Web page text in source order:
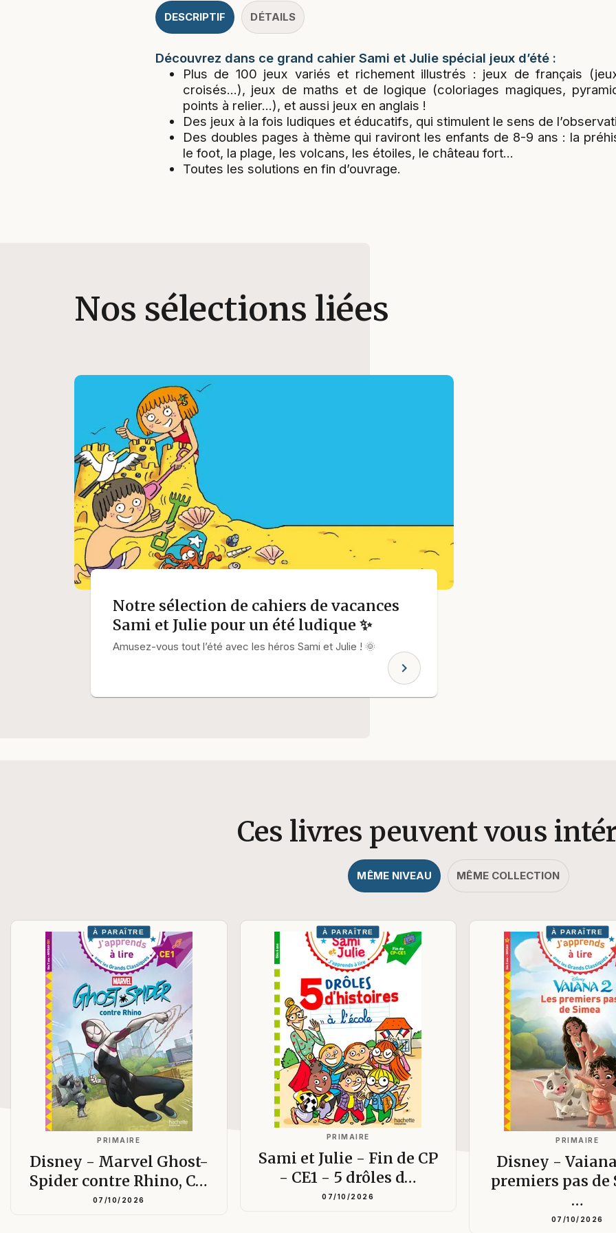
DESCRIPTIF DÉTAILS
Découvrez dans ce grand cahier Sami et Julie spécial jeux d’été :
Plus de 100 jeux variés et richement illustrés : jeux de français
croisés...), jeux de maths et de logique (coloriages magiques,
points à relier...), et aussi jeux en anglais !
Des jeux à la fois ludiques et éducatifs, qui stimulent le sens de
Des doubles pages à thème qui raviront les enfants de 8-9 ans : la
le foot, la plage, les volcans, les étoiles, le château fort...
Toutes les solutions en fin d’ouvrage.
Nos sélections liées
Notre sélection de cahiers de vacances
Sami et Julie pour un été ludique ✨
Amusez-vous tout l’été avec les héros Sami et Julie ! 🌞
chevron_right
Ces livres peuvent vous
MÊME NIVEAU MÊME COLLECTION
À PARAÎTRE
PRIMAIRE
Disney - Marvel Ghost-
Spider contre Rhino, C…
07/10/2026
À PARAÎTRE
PRIMAIRE
Sami et Julie - Fin de CP
- CE1 - 5 drôles d…
07/10/2026
À PARAÎTRE
PRIMAIRE
Disney -
premiers pas de
…
07/10/2026